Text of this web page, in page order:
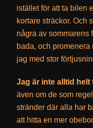
istället för att ta bilen
kortare sträckor. Och
några av sommarens
bada, och
jag med stor
Jag är inte alltid
även om de som
stränder där alla har
att hitta en mer